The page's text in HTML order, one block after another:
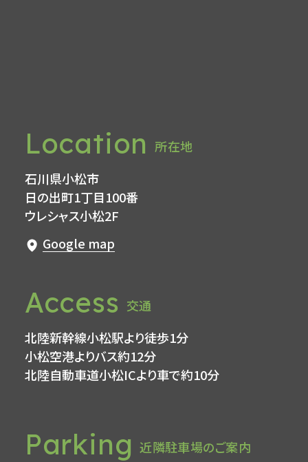
Location 所在地
石川県小松市
日の出町1丁目100番
ウレシャス小松2F
Google map
Access 交通
北陸新幹線小松駅より徒歩1分
小松空港よりバス約12分
北陸自動車道小松ICより車で約10分
Parking 近隣駐車場のご案内